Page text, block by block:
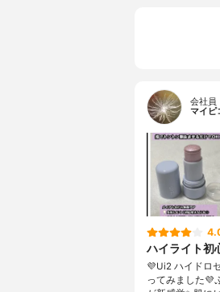
会社員
マイピ
ハイライト初
💜Ui2 ハイドロ
ってみました💜